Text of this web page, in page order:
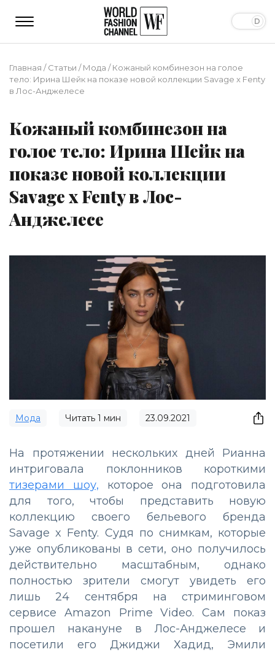
Главная /Статьи /Мода /Кожаный комбинезон на голое
тело: Ирина Шейк на показе новой коллекции Savage x Fenty
в Лос-Анджелесе
Кожаный комбинезон на
голое тело: Ирина Шейк на
показе новой коллекции
Savage x Fenty в Лос-
Анджелесе
Мода Читать 1 мин 23.09.2021
На протяжении нескольких дней Рианна
интриговала поклонников короткими
тизерами шоу, которое она подготовила
для того, чтобы представить новую
коллекцию своего бельевого бренда
Savage x Fenty. Судя по снимкам, которые
уже опубликованы в сети, оно получилось
действительно масштабным, однако
полностью зрители смогут увидеть его
лишь 24 сентября на стриминговом
сервисе Amazon Prime Video. Сам показ
прошел накануне в Лос-Анджелесе и
посетили его Джиджи Хадид, Эмили